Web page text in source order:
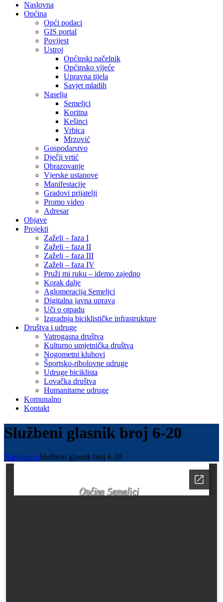
Naslovna
Općina
Opći podaci
GIS portal
Povijest
Ustroj
Općinski načelnik
Općinsko vijeće
Upravna tijela
Savjet mladih
Naselja
Semeljci
Koritna
Kešinci
Vrbica
Mrzović
Gospodarstvo
Dječji vrtić
Obrazovanje
Vjerske ustanove
Manifestacije
Gradovi prijatelji
Promo video
Adresar
Objave
Projekti
Zaželi – faza I
Zaželi – faza II
Zaželi – faza III
Zaželi – faza IV
Pruži mi ruku – idemo zajedno
Korak dalje
Aglomeracija Semeljci
Digitalna javna uprava
Uči o otpadu
Izgradnja biciklističke infrastrukture
Društva i udruge
Vatrogasna društva
Kulturno umjetnička društva
Nogometni klubovi
Športsko-ribolovne udruge
Udruge biciklista
Lovačka društva
Humanitarne udruge
Komunalno
Kontakt
Službeni glasnik broj 6-20
NaslovnicaSlužbeni glasnik broj 6-20